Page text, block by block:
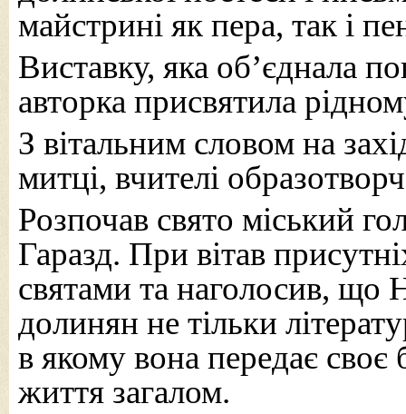
майстрині як пера, так і
Виставку, яка об’єднала
авторка присвятила
З вітальним словом на
митці, вчителі
Розпочав свято міський
Гаразд. При вітав
святами та наголосив, що
долинян не тільки
в якому вона передає своє
життя загалом.